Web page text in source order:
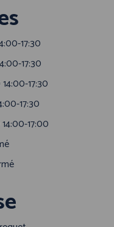
17:30
17:30
17:30
17:30
17:00